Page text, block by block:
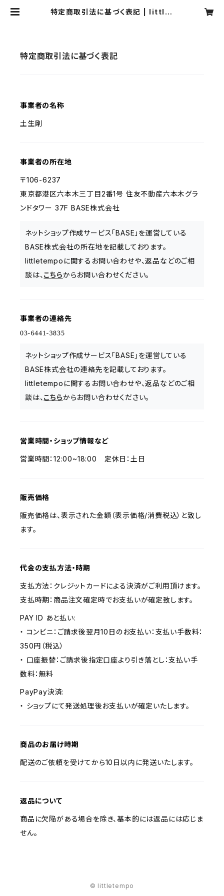
特定商取引法に基づく表記 | littlet
特定商取引法に基づく表記
事業者の名称
土生剛
事業者の所在地
〒106-6237
東京都港区六本木三丁目2番1号 住友不動産六本木グラ
ンドタワー 37F BASE株式会社
ネットショップ作成サービス「BASE」を運営している
BASE株式会社の所在地を記載しております。
littletempoに関するお問い合わせや、返品などのご相
談は、 こちらからお問い合わせください。
事業者の連絡先
ネットショップ作成サービス「BASE」を運営している
BASE株式会社の連絡先を記載しております。
littletempoに関するお問い合わせや、返品などのご相
談は、 こちらからお問い合わせください。
営業時間・ショップ情報など
営業時間：12:00~18:00 定休日：土日
販売価格
販売価格は、表示された金額（表示価格/消費税込）と致し
ます。
代金の支払方法・時期
支払方法：クレジットカードによる決済がご利用頂けます。
支払時期：商品注文確定時でお支払いが確定致します。
PAY ID あと払い:
・ コンビニ：ご請求後翌月10日のお支払い：支払い手数料：
350円（税込）
・ 口座振替：ご請求後指定口座より引き落とし：支払い手
数料：無料
PayPay決済:
・ ショップにて発送処理後お支払いが確定いたします。
商品のお届け時期
配送のご依頼を受けてから10日以内に発送いたします。
返品について
商品に欠陥がある場合を除き、基本的には返品には応じま
せん。
© littletempo